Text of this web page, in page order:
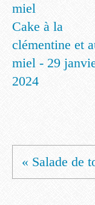
Cake à la
clémentine et
miel - 29
2024
« Salade de